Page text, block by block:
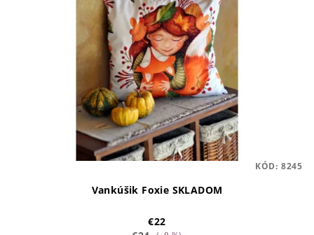
Vankúšik Foxie SKLADOM
€22
KÓD: 8245